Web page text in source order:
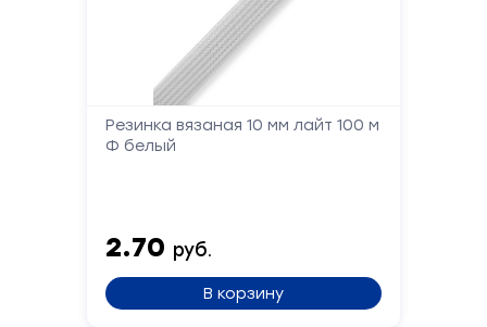
Резинка вязаная 10 мм лайт 100 м
Ф белый
2.70 руб.
В корзину
Форма
форму,
и